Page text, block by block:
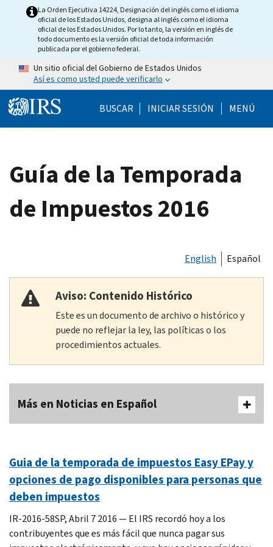
Skip to main content
La Orden Ejecutiva 14224, Designación del inglés como el idioma
oficial de los Estados Unidos, designa al inglés como el idioma
oficial de los Estados Unidos. Por lo tanto, la versión en inglés de
todo documento es la versión oficial de toda información
publicada por el gobierno federal.
Un sitio oficial del Gobierno de Estados Unidos
Así es como usted puede verificarlo
BUSCAR Help Menu Mobile
INICIAR SESIÓN MENÚ
Guía de la Temporada
de Impuestos 2016
English Español
Aviso: Contenido Histórico
Este es un documento de archivo o histórico y
puede no reflejar la ley, las políticas o los
procedimientos actuales.
Más en Noticias en Español
Guia de la temporada de impuestos Easy EPay y
opciones de pago disponibles para personas que
deben impuestos
IR-2016-58SP, Abril 7 2016 — El IRS recordó hoy a los
contribuyentes que es más fácil que nunca pagar sus